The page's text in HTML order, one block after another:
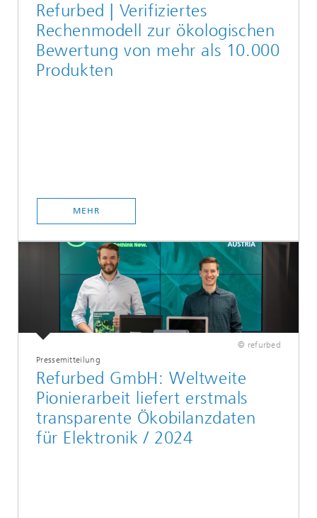
Refurbed | Verifiziertes
Rechenmodell zur ökologischen
Bewertung von mehr als 10.000
Produkten
MEHR
© refurbed
Pressemitteilung
Refurbed GmbH: Weltweite
Pionierarbeit liefert erstmals
transparente Ökobilanzdaten
für Elektronik / 2024